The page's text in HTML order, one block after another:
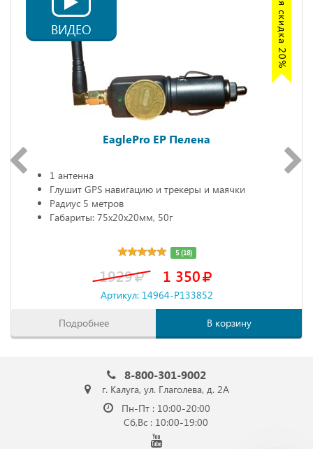
Акция скидка 20%
ВИДЕО
EaglePro EP Пелена
1 антенна
Глушит GPS навигацию и трекеры и маячки
Радиус 5 метров
Габариты: 75х20х20мм, 50г
5 (18)
1929 1 350
Артикул: 14964-P133852
Подробнее В корзину
8-800-301-9002
г. Калуга, ул. Глаголева, д. 2А
Пн-Пт : 10:00-20:00
Сб,Вс : 10:00-19:00